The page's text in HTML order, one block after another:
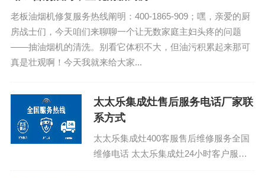
老板油烟机修复服务热线阐明：400-1865-909；嘿，亲爱的厨
房战士们，今天咱们来聊聊一个让无数家庭主妇头疼的问题
——抽油烟机的清洗。别看它体积不大，但油污积累起来那可
真是壮观啊！今天我就来给大家...
太太乐集成灶售后服务电话厂家联
系方式
太太乐集成灶400客服售后维修服务全国
维修电话 太太乐集成灶24小时客户服务